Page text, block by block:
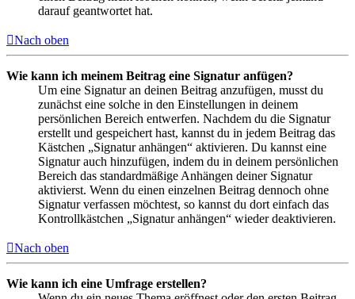
darauf geantwortet hat.
Nach oben
Wie kann ich meinem Beitrag eine Signatur anfügen?
Um eine Signatur an deinen Beitrag anzufügen, musst du
zunächst eine solche in den Einstellungen in deinem
persönlichen Bereich entwerfen. Nachdem du die Signatur
erstellt und gespeichert hast, kannst du in jedem Beitrag das
Kästchen „Signatur anhängen“ aktivieren. Du kannst eine
Signatur auch hinzufügen, indem du in deinem persönlichen
Bereich das standardmäßige Anhängen deiner Signatur
aktivierst. Wenn du einen einzelnen Beitrag dennoch ohne
Signatur verfassen möchtest, so kannst du dort einfach das
Kontrollkästchen „Signatur anhängen“ wieder deaktivieren.
Nach oben
Wie kann ich eine Umfrage erstellen?